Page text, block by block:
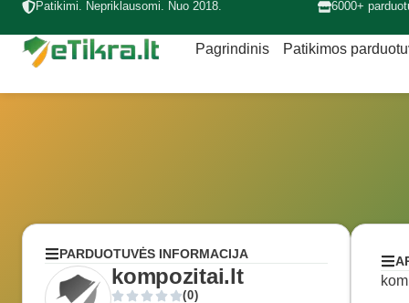
Patikimi. Nepriklausomi. Nuo 2018. 6000+
Pagrindinis Patikimos
PARDUOTUVĖS INFORMACIJA
kompozitai.lt
(0)